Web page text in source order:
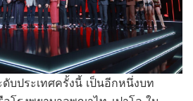
บประเทศครั้งนี้ เป็นอีกหนึ่งบท